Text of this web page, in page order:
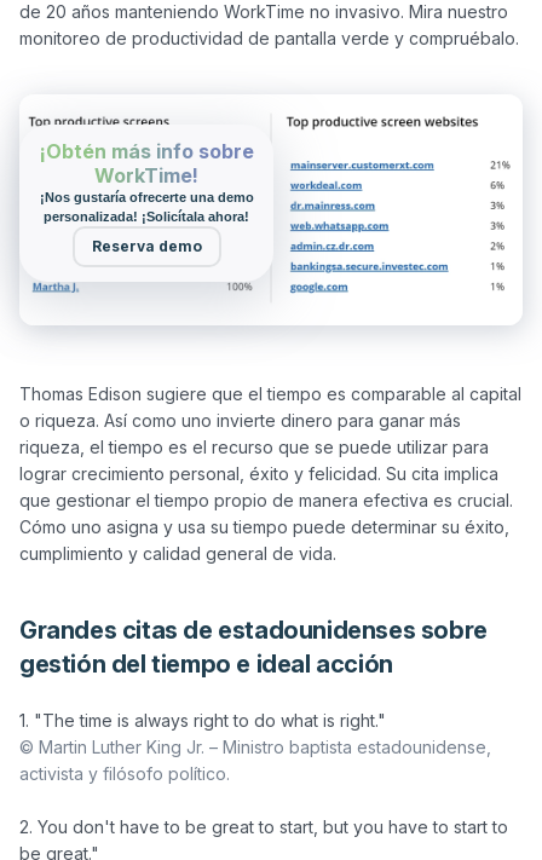
de 20 años manteniendo WorkTime no invasivo. Mira nuestro
¡Obtén más info sobre
WorkTime!
¡Nos gustaría ofrecerte una demo
personalizada! ¡Solicítala ahora!
Reserva demo
Thomas Edison sugiere que el tiempo es comparable al capital
o riqueza. Así como uno invierte dinero para ganar más
riqueza, el tiempo es el recurso que se puede utilizar para
lograr crecimiento personal, éxito y felicidad. Su cita implica
que gestionar el tiempo propio de manera efectiva es crucial.
Cómo uno asigna y usa su tiempo puede determinar su éxito,
Grandes citas de estadounidenses sobre
gestión del tiempo e ideal acción
© Martin Luther King Jr. – Ministro baptista estadounidense,
activista y filósofo político.
2. You don't have to be great to start, but you have to start to
be great."